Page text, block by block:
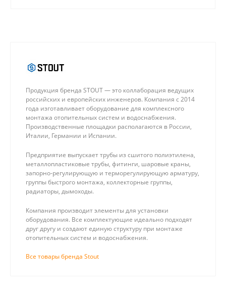
Продукция бренда STOUT — это коллаборация ведущих
российских и европейских инженеров. Компания с 2014
года изготавливает оборудование для комплексного
монтажа отопительных систем и водоснабжения.
Производственные площадки располагаются в России,
Италии, Германии и Испании.
Предприятие выпускает трубы из сшитого полиэтилена,
металлопластиковые трубы, фитинги, шаровые краны,
запорно-регулирующую и терморегулирующую арматуру,
группы быстрого монтажа, коллекторные группы,
радиаторы, дымоходы.
Компания производит элементы для установки
оборудования. Все комплектующие идеально подходят
друг другу и создают единую структуру при монтаже
отопительных систем и водоснабжения.
Все товары бренда Stout